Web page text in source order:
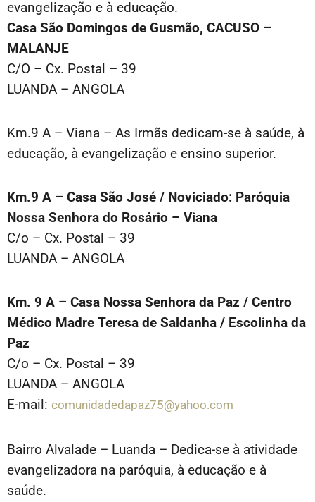
evangelização e à educação.
Casa São Domingos de Gusmão, CACUSO –
MALANJE
C/O – Cx. Postal – 39
LUANDA – ANGOLA
Km.9 A – Viana – As Irmãs dedicam-se à saúde, à
educação, à evangelização e ensino superior.
Km.9 A – Casa São José / Noviciado: Paróquia
Nossa Senhora do Rosário – Viana
C/o – Cx. Postal – 39
LUANDA – ANGOLA
Km. 9 A – Casa Nossa Senhora da Paz / Centro
Médico Madre Teresa de Saldanha / Escolinha da
Paz
C/o – Cx. Postal – 39
LUANDA – ANGOLA
E-mail: comunidadedapaz75@yahoo.com
Bairro Alvalade – Luanda – Dedica-se à atividade
evangelizadora na paróquia, à educação e à
saúde.